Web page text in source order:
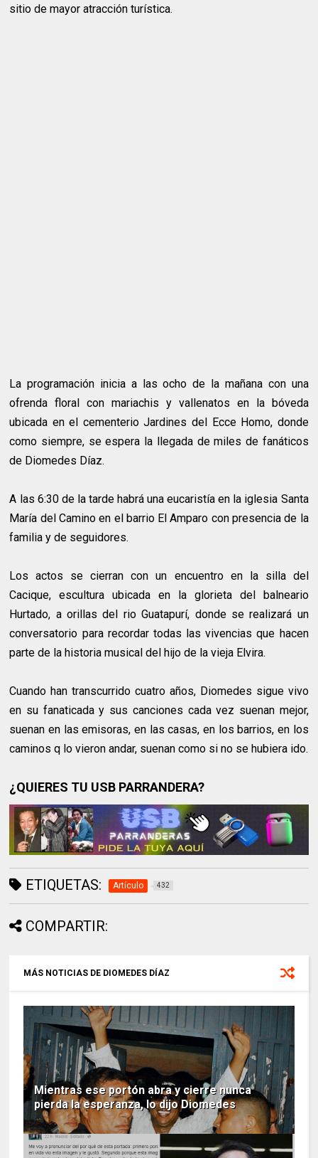
sitio de mayor atracción turística.
La programación inicia a las ocho de la mañana con una
ofrenda floral con mariachis y vallenatos en la bóveda
ubicada en el cementerio Jardines del Ecce Homo, donde
como siempre, se espera la llegada de miles de fanáticos
de Diomedes Díaz.
A las 6:30 de la tarde habrá una eucaristía en la iglesia Santa
María del Camino en el barrio El Amparo con presencia de la
familia y de seguidores.
Los actos se cierran con un encuentro en la silla del
Cacique, escultura ubicada en la glorieta del balneario
Hurtado, a orillas del rio Guatapurí, donde se realizará un
conversatorio para recordar todas las vivencias que hacen
parte de la historia musical del hijo de la vieja Elvira.
Cuando han transcurrido cuatro años, Diomedes sigue vivo
en su fanaticada y sus canciones cada vez suenan mejor,
suenan en las emisoras, en las casas, en los barrios, en los
caminos q lo vieron andar, suenan como si no se hubiera ido.
¿QUIERES TU USB PARRANDERA?
ETIQUETAS: Artículo 432
COMPARTIR:
MÁS NOTICIAS DE DIOMEDES DÍAZ
Mientras ese portón abra y cierre nunca
pierda la esperanza, lo dijo Diomedes